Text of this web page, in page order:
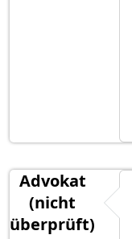
Advokat
(nicht
überprüft)